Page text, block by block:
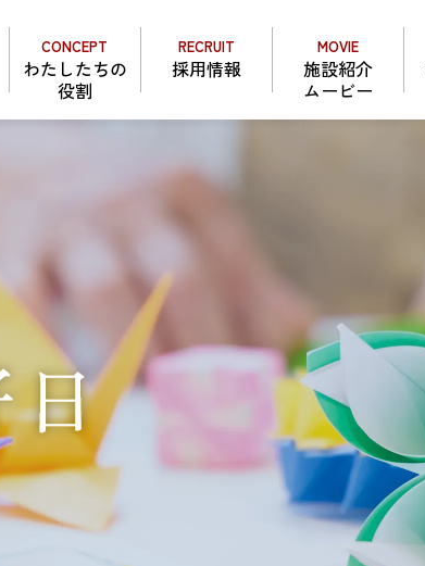
CONCEPT
わたしたちの
役割
RECRUIT
採用情報
MOVIE
施設紹介
ムービー